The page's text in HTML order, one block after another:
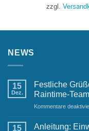
zzgl.
NEWS
15
Dez.
Festliche
Raintime-Team
Kommentare
15 Anleitung: